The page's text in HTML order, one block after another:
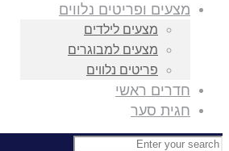
מצעים ופריטים נלווים
מצעים לילדים
מצעים למבוגרים
פריטים נלווים
חדרים ראשי
חגית סער